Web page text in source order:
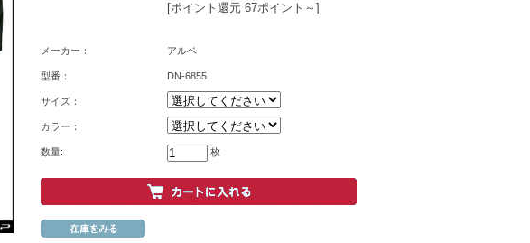
[ポイント還元 67ポイント～]
メーカー： アルベ
型番： DN-6855
サイズ：
カラー：
数量: 枚